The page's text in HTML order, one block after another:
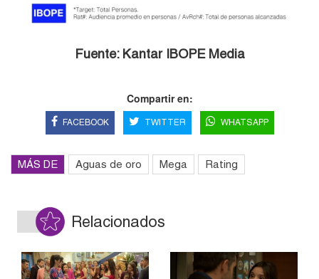
Fuente: Kantar IBOPE Media
Compartir en:
FACEBOOK TWITTER WHATSAPP
MÁS DE Aguas de oro Mega Rating
Relacionados